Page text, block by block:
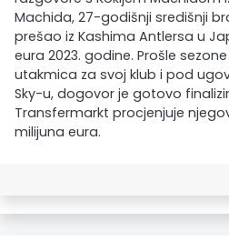
Machida, 27-godišnji središnji
prešao iz Kashima Antlersa u
eura 2023. godine. Prošle
utakmica za svoj klub i pod
Sky-u, dogovor je gotovo
Transfermarkt procjenjuje
milijuna eura.